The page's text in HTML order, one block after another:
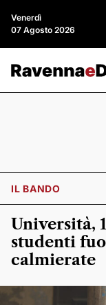
Venerdì
07 Agosto 2026
IL BANDO
Università,
studenti
calmierate